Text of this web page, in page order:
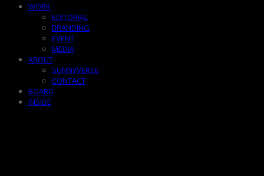
WORK
EDITORIAL
BRANDING
EVENT
MEDIA
ABOUT
SUNNYVERSE
CONTACT
BOARD
INSIDE